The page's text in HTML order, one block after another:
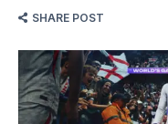
Futuring
AI news
How To
SHARE POST